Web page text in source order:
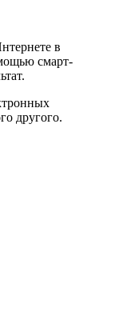
в
смарт-
другого.